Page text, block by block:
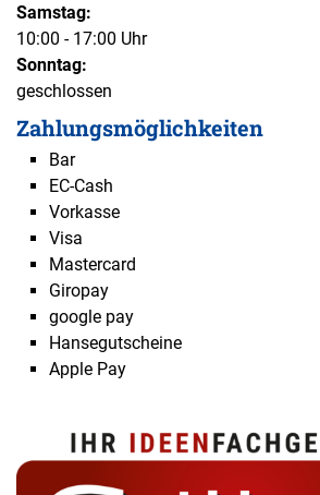
Samstag:
10:00 - 17:00 Uhr
Sonntag:
geschlossen
Zahlungsmöglichkeiten
Bar
EC-Cash
Vorkasse
Visa
Mastercard
Giropay
google pay
Hansegutscheine
Apple Pay